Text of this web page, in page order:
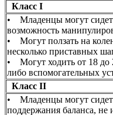
Класс I
• Младенцы могут
возможность
• Могут ползать на
несколько приставных
• Могут ходить от 18 до
либо вспомогательных
Класс II
• Младенцы могут
поддержания баланса, не